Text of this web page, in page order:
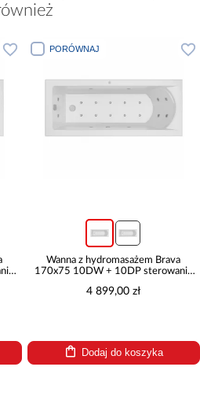
PORÓWNAJ
Wanna z hydromasażem Brava
170x75 10DW + 10DP sterowanie
4 899,00 zł
Dodaj do koszyka